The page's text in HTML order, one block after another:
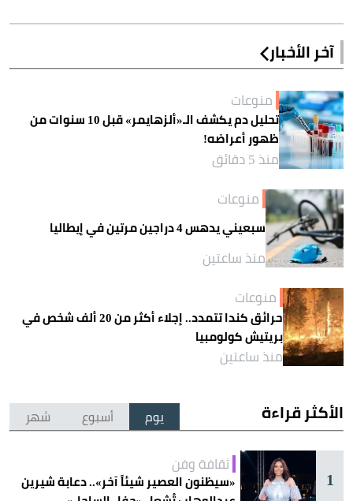
آخر الأخبار
منوعات
تحليل دم يكشف الـ«ألزهايمر» قبل 10 سنوات من
ظهور أعراضه!
منذ 5 دقائق
منوعات
سبعيني يدهس 4 دراجين مرتين في إيطاليا
منذ ساعتين
منوعات
حرائق كندا تتمدد.. إجلاء أكثر من 20 ألف شخص في
بريتيش كولومبيا
منذ ساعتين
الأكثر قراءة يوم أسبوع شهر
1
ثقافة وفن
«سيظنون العصير شيئاً آخر».. دعابة شيرين